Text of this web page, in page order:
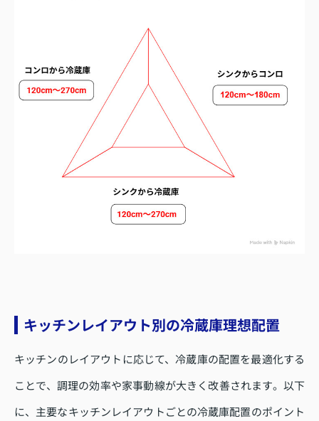
キッチンレイアウト別の冷蔵庫理想配置
キッチンのレイアウトに応じて、冷蔵庫の配置を最適化する
ことで、調理の効率や家事動線が大きく改善されます。以下
に、主要なキッチンレイアウトごとの冷蔵庫配置のポイント